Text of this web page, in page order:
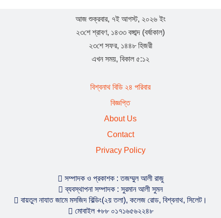
সামছুল ইসলাম
বিশ্বনাথে প্রবাসী বাবুল মিয়ার উদ্যোগে শতাধিক শিক্ষার্থীর মাঝে
শিক্ষা সামগ্রী বিতরণ
যুক্তরাজ্য ‘হাল ও ইস্ট রাইডিং’ যুবদলের পূর্ণাঙ্গ কমিটি : যুগ্ম
অভিযোগ
বিদায় নিলেন সিলেটের ডিসি সারওয়ার আলম, ভারপ্রাপ্ত দায়িত্বে
আজ শুক্রবার, ৭ই আগস্ট, ২০২৬ ইং
২৩শে শ্রাবণ, ১৪৩৩ বঙ্গাব্দ (বর্ষাকাল)
২৩শে সফর, ১৪৪৮ হিজরী
এখন সময়, বিকাল ৫:১২
বিশ্বনাথ বিডি ২৪ পরিবার
বিজ্ঞপ্তি
About Us
Contact
Privacy Policy
সম্পাদক ও প্রকাশক : তজম্মুল আলী রাজু
ব্যবস্থাপনা সম্পাদক : সুরমান আলী সুমন
বায়তুল নাযাত জামে মসজিদ বিল্ডিং(২য় তলা), কলেজ রোড, বিশ্বনাথ, সিলেট।
মোবাইল +৮৮ ০১৭১৬৫৬২২৪৮